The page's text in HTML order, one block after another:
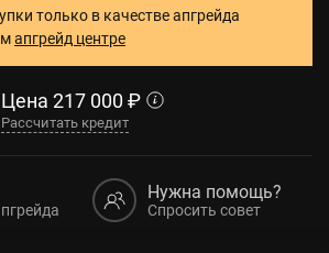
только в качестве апгрейда
апгрейд центре
Цена 217 000 ₽
Рассчитать кредит
Нужна помощь?
Спросить совет